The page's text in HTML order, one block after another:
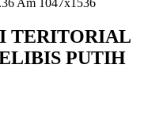
TERITORIAL
PUTIH